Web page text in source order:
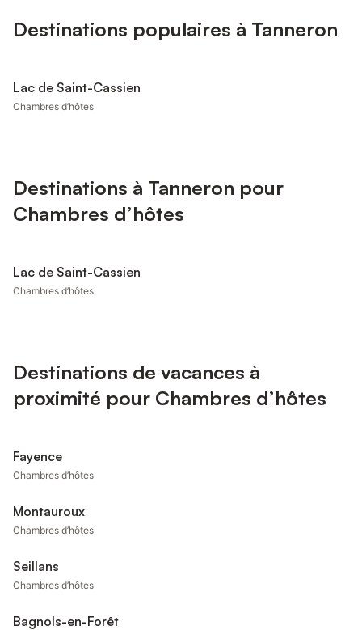
Destinations populaires à Tanneron
Lac de Saint-Cassien
Chambres d’hôtes
Destinations à Tanneron pour
Chambres d’hôtes
Lac de Saint-Cassien
Chambres d’hôtes
Destinations de vacances à
proximité pour Chambres d’hôtes
Fayence
Chambres d’hôtes
Montauroux
Chambres d’hôtes
Seillans
Chambres d’hôtes
Bagnols-en-Forêt